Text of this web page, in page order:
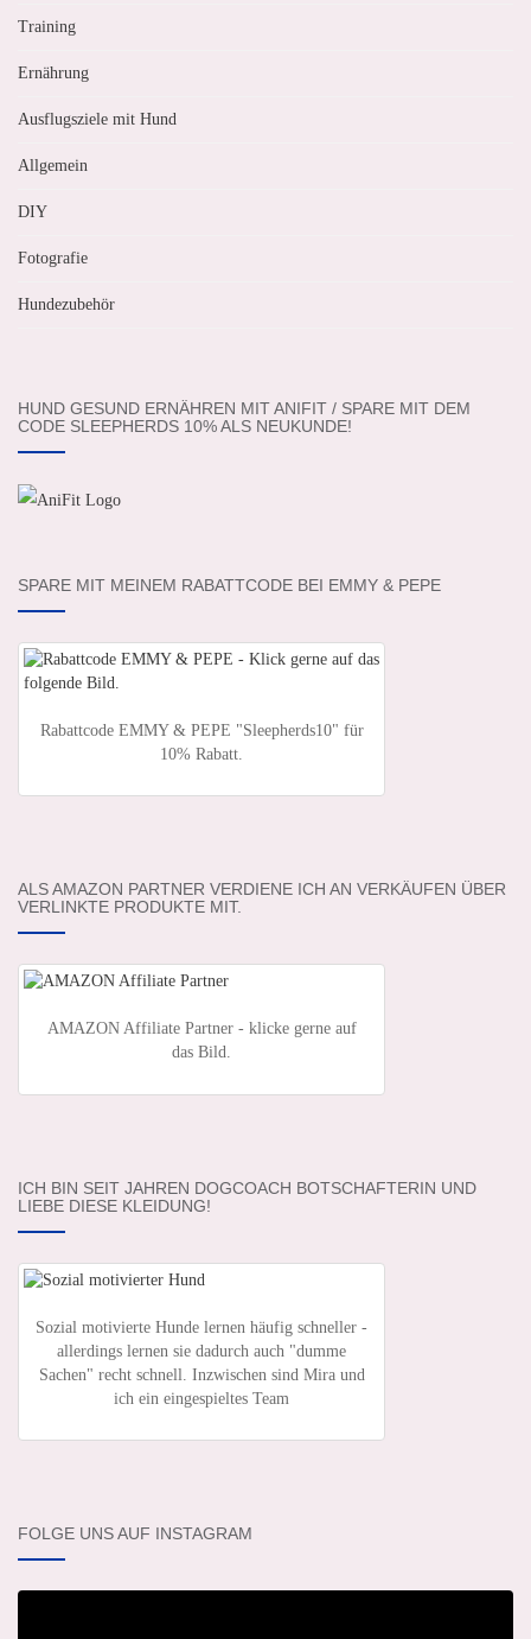
Training
Ernährung
Ausflugsziele mit Hund
Allgemein
DIY
Fotografie
Hundezubehör
HUND GESUND ERNÄHREN MIT ANIFIT / SPARE MIT DEM
CODE SLEEPHERDS 10% ALS NEUKUNDE!
SPARE MIT MEINEM RABATTCODE BEI EMMY & PEPE
Rabattcode EMMY & PEPE "Sleepherds10" für
10% Rabatt.
ALS AMAZON PARTNER VERDIENE ICH AN VERKÄUFEN ÜBER
VERLINKTE PRODUKTE MIT.
AMAZON Affiliate Partner - klicke gerne auf
das Bild.
ICH BIN SEIT JAHREN DOGCOACH BOTSCHAFTERIN UND
LIEBE DIESE KLEIDUNG!
Sozial motivierte Hunde lernen häufig schneller -
allerdings lernen sie dadurch auch "dumme
Sachen" recht schnell. Inzwischen sind Mira und
ich ein eingespieltes Team
FOLGE UNS AUF INSTAGRAM